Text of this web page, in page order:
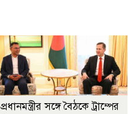
প্রধানমন্ত্রীর সঙ্গে বৈঠকে ট্রাম্পের